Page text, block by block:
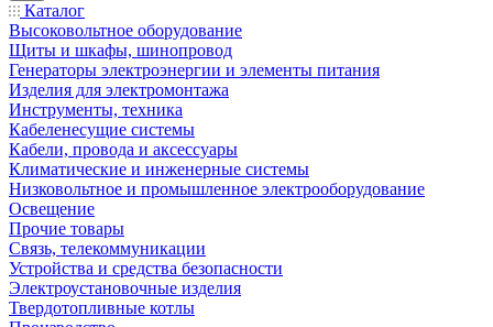
Каталог
Высоковольтное оборудование
Щиты и шкафы, шинопровод
Генераторы электроэнергии и элементы питания
Изделия для электромонтажа
Инструменты, техника
Кабеленесущие системы
Кабели, провода и аксессуары
Климатические и инженерные системы
Низковольтное и промышленное электрооборудование
Освещение
Прочие товары
Связь, телекоммуникации
Устройства и средства безопасности
Электроустановочные изделия
Твердотопливные котлы